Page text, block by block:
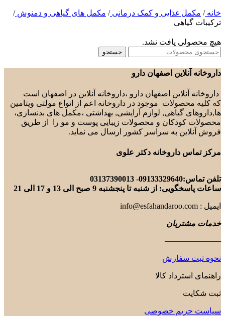
خانه / مکمل غذایی و کمک درمانی / مکمل های گیاهی و دمنوش /
ترکیبات گیاهی
هیچ محصولی یافت نشد.
جستجو
داروخانه آنلاین اصفهان دارو
داروخانه آنلاین اصفهان دارو ،داروخانه آنلاین در اصفهان است
که کلیه محصولات موجود در داروخانه اعم از انواع مولتی ویتامین
ها,داروهای گیاهی, لوازم آرایشی, بهداشتی ،مکمل های بدنسازی،
محصولات کودکان و محصولات زیبایی پوست و مو را از طریق
فروش آنلاین به سراسر کشور ارسال می نماید.
مرکز تماس داروخانه دکتر علوی
تلفن تماس:09133329640- 03137390013
ساعات پاسخگویی: از شنبه تا پنجشنبه 9 صبح الی 13 و 17 الی 21
ایمیل : info@esfahandaroo.com
خدمات مشتریان
———————
نحوه ثبت سفارش
راهنمای استرداد کالا
ثبت شکایت
سیاست حریم خصوصی